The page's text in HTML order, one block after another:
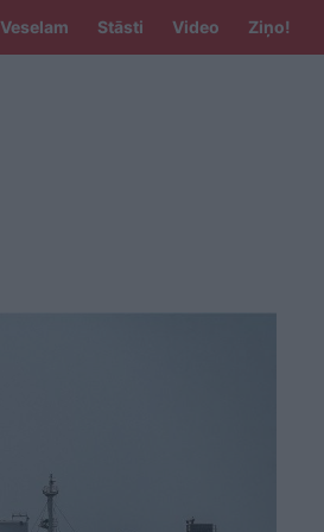
Veselam Stāsti Video Ziņo!